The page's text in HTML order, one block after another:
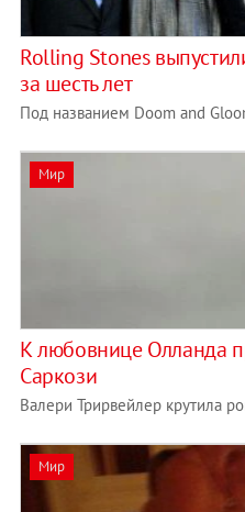
Rolling Stones
за шесть лет
Под названием Doom and
Мир
К любовнице Олланда
Саркози
Валери Трирвейлер крутила
Мир